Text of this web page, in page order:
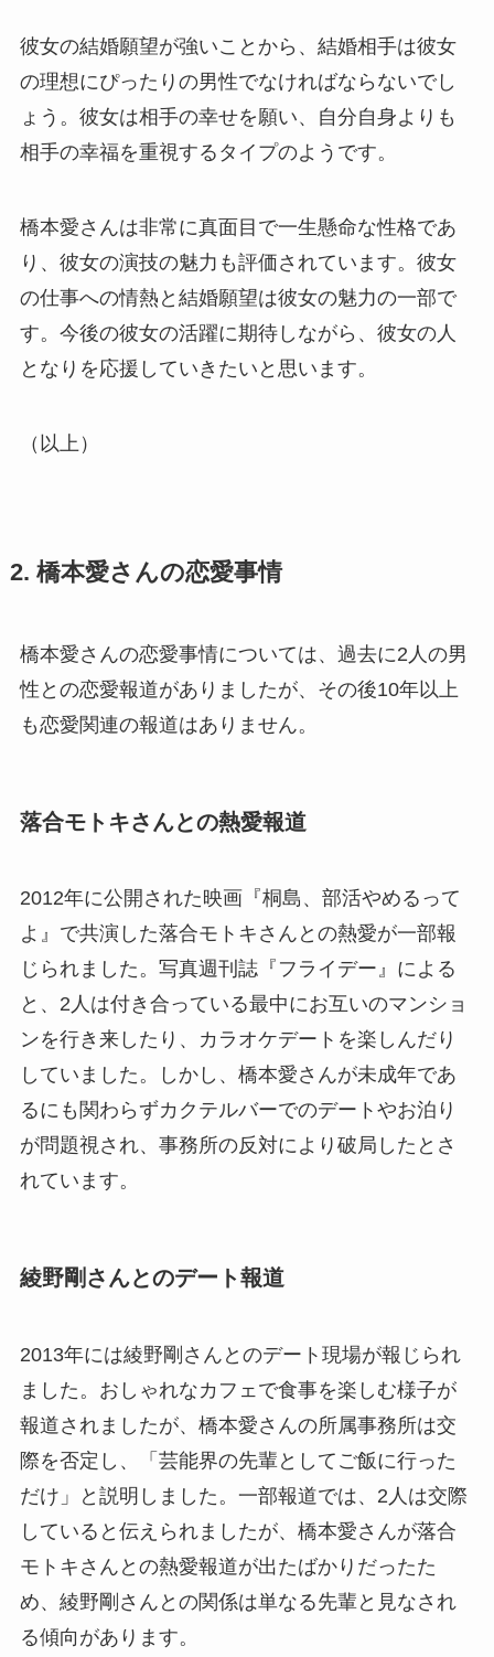
彼女の結婚願望が強いことから、結婚相手は彼女
の理想にぴったりの男性でなければならないでし
ょう。彼女は相手の幸せを願い、自分自身よりも
相手の幸福を重視するタイプのようです。
橋本愛さんは非常に真面目で一生懸命な性格であ
り、彼女の演技の魅力も評価されています。彼女
の仕事への情熱と結婚願望は彼女の魅力の一部で
す。今後の彼女の活躍に期待しながら、彼女の人
となりを応援していきたいと思います。
（以上）
2. 橋本愛さんの恋愛事情
橋本愛さんの恋愛事情については、過去に2人の男
性との恋愛報道がありましたが、その後10年以上
も恋愛関連の報道はありません。
落合モトキさんとの熱愛報道
2012年に公開された映画『桐島、部活やめるって
よ』で共演した落合モトキさんとの熱愛が一部報
じられました。写真週刊誌『フライデー』による
と、2人は付き合っている最中にお互いのマンショ
ンを行き来したり、カラオケデートを楽しんだり
していました。しかし、橋本愛さんが未成年であ
るにも関わらずカクテルバーでのデートやお泊り
が問題視され、事務所の反対により破局したとさ
れています。
綾野剛さんとのデート報道
2013年には綾野剛さんとのデート現場が報じられ
ました。おしゃれなカフェで食事を楽しむ様子が
報道されましたが、橋本愛さんの所属事務所は交
際を否定し、「芸能界の先輩としてご飯に行った
だけ」と説明しました。一部報道では、2人は交際
していると伝えられましたが、橋本愛さんが落合
モトキさんとの熱愛報道が出たばかりだったた
め、綾野剛さんとの関係は単なる先輩と見なされ
る傾向があります。